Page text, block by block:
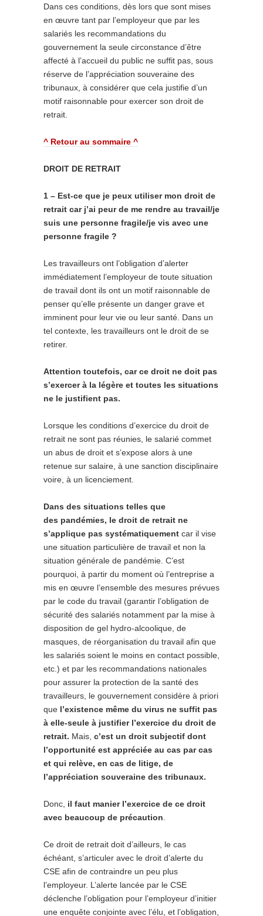
Dans ces conditions, dès lors que sont mises
en œuvre tant par l’employeur que par les
salariés les recommandations du
gouvernement la seule circonstance d’être
affecté à l’accueil du public ne suffit pas, sous
réserve de l’appréciation souveraine des
tribunaux, à considérer que cela justifie d’un
motif raisonnable pour exercer son droit de
retrait.
^ Retour au sommaire ^
DROIT DE RETRAIT
1 – Est-ce que je peux utiliser mon droit de
retrait car j’ai peur de me rendre au travail/je
suis une personne fragile/je vis avec une
personne fragile ?
Les travailleurs ont l’obligation d’alerter
immédiatement l’employeur de toute situation
de travail dont ils ont un motif raisonnable de
penser qu’elle présente un danger grave et
imminent pour leur vie ou leur santé. Dans un
tel contexte, les travailleurs ont le droit de se
retirer.
Attention toutefois, car ce droit ne doit pas
s’exercer à la légère et toutes les situations
ne le justifient pas.
Lorsque les conditions d’exercice du droit de
retrait ne sont pas réunies, le salarié commet
un abus de droit et s’expose alors à une
retenue sur salaire, à une sanction disciplinaire
voire, à un licenciement.
Dans des situations telles que
des pandémies, le droit de retrait ne
s’applique pas systématiquement car il vise
une situation particulière de travail et non la
situation générale de pandémie. C’est
pourquoi, à partir du moment où l’entreprise a
mis en œuvre l’ensemble des mesures prévues
par le code du travail (garantir l’obligation de
sécurité des salariés notamment par la mise à
disposition de gel hydro-alcoolique, de
masques, de réorganisation du travail afin que
les salariés soient le moins en contact possible,
etc.) et par les recommandations nationales
pour assurer la protection de la santé des
travailleurs, le gouvernement considère à priori
que l’existence même du virus ne suffit pas
à elle-seule à justifier l’exercice du droit de
retrait. Mais, c’est un droit subjectif dont
l’opportunité est appréciée au cas par cas
et qui relève, en cas de litige, de
l’appréciation souveraine des tribunaux.
Donc, il faut manier l’exercice de ce droit
avec beaucoup de précaution
Ce droit de retrait doit d’ailleurs, le cas
échéant, s’articuler avec le droit d’alerte du
CSE afin de contraindre un peu plus
l’employeur. L’alerte lancée par le CSE
déclenche l’obligation pour l’employeur d’initier
une enquête conjointe avec l’élu, et l’obligation,